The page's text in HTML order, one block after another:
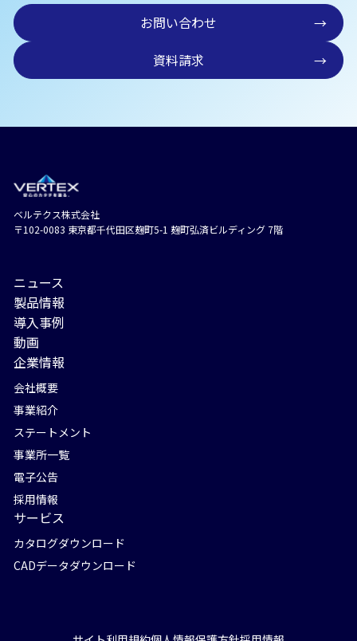
お問い合わせ
→
資料請求
→
ベルテクス株式会社
〒102-0083 東京都千代⽥区麹町5-1 麹町弘済ビルディング 7階
ニュース
製品情報
導入事例
動画
企業情報
会社概要
事業紹介
ステートメント
事業所一覧
電子公告
採用情報
サービス
カタログダウンロード
CADデータダウンロード